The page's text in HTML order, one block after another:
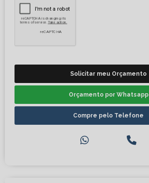
Solicitar meu Orçamento
Orçamento por Whatsapp
Compre pelo Telefone